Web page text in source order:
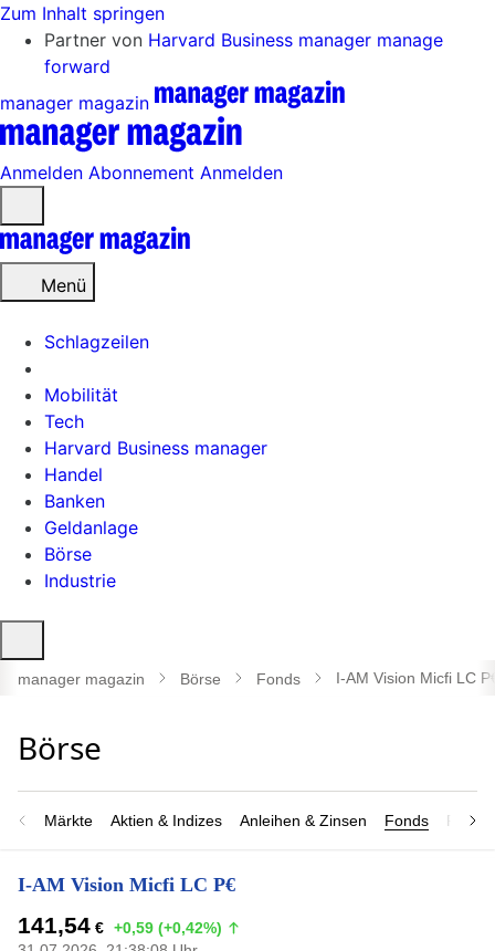
Zum Inhalt springen
Partner von Harvard Business manager manage
forward
manager magazin
Anmelden Abonnement Anmelden
öffnen
Menü
Schlagzeilen
Mobilität
Tech
Harvard Business manager
Handel
Banken
Geldanlage
Börse
Industrie
öffnen
manager magazin Börse Fonds I-AM Vision Micfi LC
Märkte Aktien & Indizes Anleihen & Zinsen Fonds
I-AM Vision Micfi LC P€
141,54 € +0,59 (+0,42%)